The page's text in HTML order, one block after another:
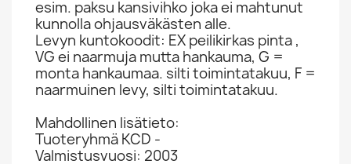
esim. paksu kansivihko joka ei mahtunut
kunnolla ohjausväkästen alle.
Levyn kuntokoodit: EX peilikirkas pinta ,
VG ei naarmuja mutta hankauma, G =
monta hankaumaa. silti toimintatakuu, F =
naarmuinen levy, silti toimintatakuu.
Mahdollinen lisätieto:
Tuoteryhmä KCD -
Valmistusvuosi: 2003